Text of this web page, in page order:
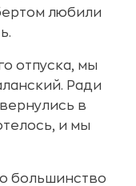
любили
отпуска, мы
Ради
в
и мы
большинство